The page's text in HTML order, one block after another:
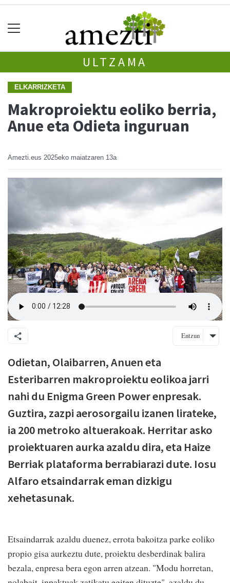
ULTZAMA
ELKARRIZKETA
Makroproiektu eoliko berria,
Anue eta Odieta inguruan
Amezti.eus 2025eko maiatzaren 13a
Entzun
Odietan, Olaibarren, Anuen eta
Esteribarren makroproiektu eolikoa jarri
nahi du Enigma Green Power enpresak.
Guztira, zazpi aerosorgailu izanen lirateke,
ia 200 metroko altuerakoak. Herritar asko
proiektuaren aurka azaldu dira, eta Haize
Berriak plataforma berrabiarazi dute. Iosu
Alfaro etsaindarrak eman dizkigu
xehetasunak.
Etsaindarrak azaldu duenez, errota bakoitza parke eoliko
propio gisa aurkeztu dute, proiektu desberdinak balira
bezala, enpresa bera egon arren atzean. "Modu horretan,